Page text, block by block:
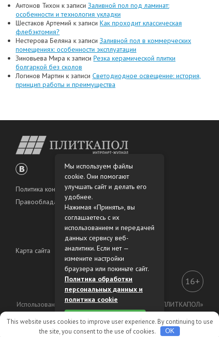
Антонов Тихон к записи Заливной пол под ламинат:
особенности и технология укладки
Шестаков Артемий к записи Как проходит классическая
флебэктомия?
Нестерова Беляна к записи Заливной пол в коммерческих
помещениях: особенности эксплуатации
Зиновьева Мира к записи Резка керамической плитки
болгаркой без сколов
Логинов Мартин к записи Светодиодное освещение: история,
принцип работы и преимущества
Политика конфиденциальности
Правообладателям
Карта сайта
16+
Использование материалов интернет-журнала «ПЛИТКАПОЛ»
разрешено только с предварительного согласия
правообладателей.
Мы используем файлы
cookie. Они помогают
улучшать сайт и делать его
удобнее.
Нажимая «Принять», вы
соглашаетесь с их
использованием и передачей
данных сервису веб-
аналитики. Если нет —
измените настройки
браузера или покиньте сайт.
Политика обработки
персональных данных и
политика cookie
This website uses cookies to improve user experience. By continuing to use
the site, you consent to the use of cookies.
OK